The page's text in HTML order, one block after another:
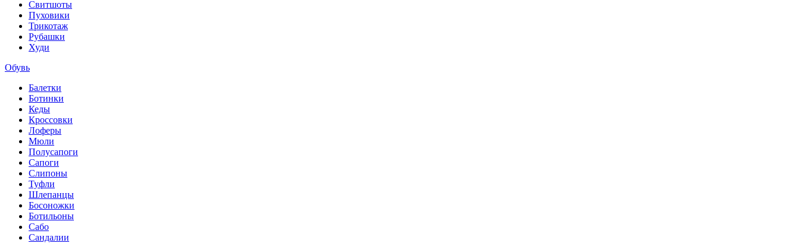
Свитшоты
Пуховики
Трикотаж
Рубашки
Худи
Обувь
Балетки
Ботинки
Кеды
Кроссовки
Лоферы
Мюли
Полусапоги
Сапоги
Слипоны
Туфли
Шлепанцы
Босоножки
Ботильоны
Сабо
Сандалии